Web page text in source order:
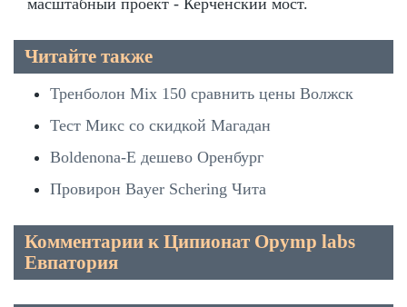
масштабный проект - Керченский мост.
Читайте также
Тренболон Mix 150 сравнить цены Волжск
Тест Микс со скидкой Магадан
Boldenona-E дешево Оренбург
Провирон Bayer Schering Чита
Комментарии к Ципионат Opymp labs
Евпатория